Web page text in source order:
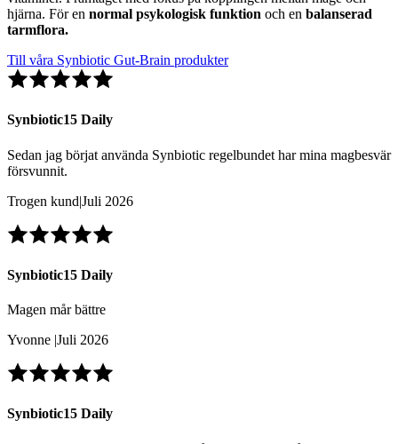
hjärna. För en normal psykologisk funktion och en balanserad
tarmflora.
Till våra Synbiotic Gut-Brain produkter
Synbiotic15 Daily
Sedan jag börjat använda Synbiotic regelbundet har mina magbesvär
försvunnit.
Trogen kund|Juli 2026
Synbiotic15 Daily
Magen mår bättre
Yvonne |Juli 2026
Synbiotic15 Daily